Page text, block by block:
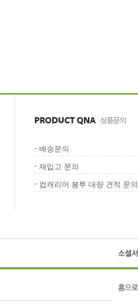
- 배송문의
- 재입고 문의
- 컵캐리어 봉투 대량 견적 문의